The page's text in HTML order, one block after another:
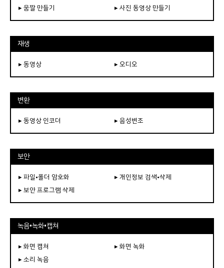
▸ 움짤 만들기
▸ 사진 동영상 만들기
재생
▸ 동영상 ▸ 오디오
변환
▸ 동영상 인코더 ▸ 음성변조
보안
▸ 파일•폴더 암호화
▸ 개인정보 검색•삭제
▸ 보안 프로그램 삭제
녹음•녹화•캡쳐
▸ 화면 캡쳐
▸ 화면 녹화
▸ 소리 녹음